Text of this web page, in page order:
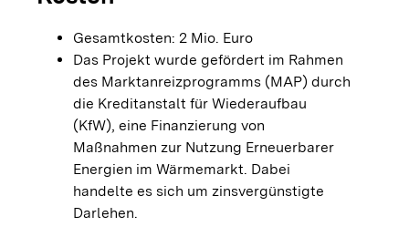
Gesamtkosten: 2 Mio. Euro
Das Projekt wurde gefördert im Rahmen
des Marktanreizprogramms (MAP) durch
die Kreditanstalt für Wiederaufbau
(KfW), eine Finanzierung von
Maßnahmen zur Nutzung Erneuerbarer
Energien im Wärmemarkt. Dabei
handelte es sich um zinsvergünstigte
Darlehen.